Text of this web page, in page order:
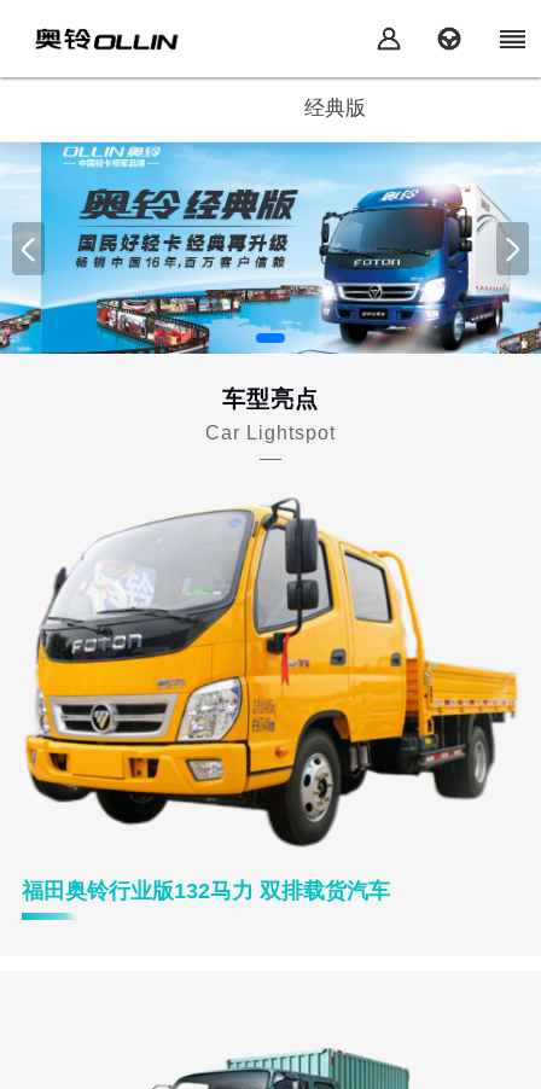
经典版
车型亮点
Car Lightspot
福田奥铃行业版132马力 双排载货汽车